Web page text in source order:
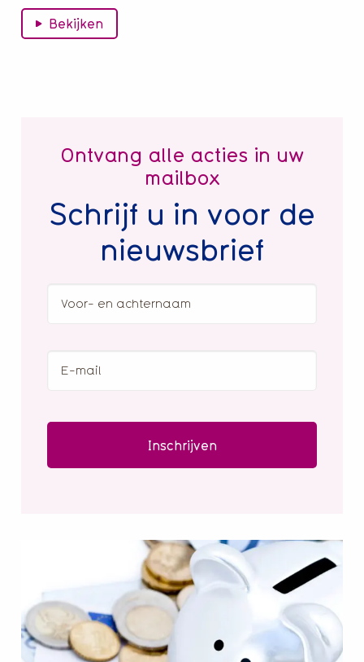
Bekijken
Ontvang alle acties in uw
mailbox
Schrijf u in voor de
nieuwsbrief